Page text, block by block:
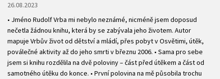
26.08.2023
• Jméno Rudolf Vrba mi nebylo neznámé, nicméně jsem doposud
nečetla žádnou knihu, která by se zabývala jeho životem. Autor
mapuje Vrbův život od dětství a mládí, přes pobyt v Osvětimi, útěk,
poválečné aktivity až do jeho smrti v březnu 2006. • Sama pro sebe
jsem si knihu rozdělila na dvě poloviny – část před útěkem a část od
samotného útěku do konce. • První polovina na mě působila trochu